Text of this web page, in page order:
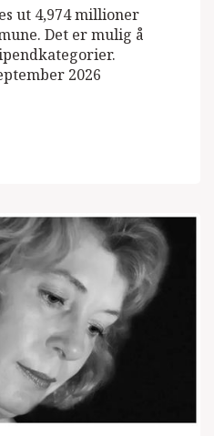
ut 4,974 millioner
Det er mulig å
2026